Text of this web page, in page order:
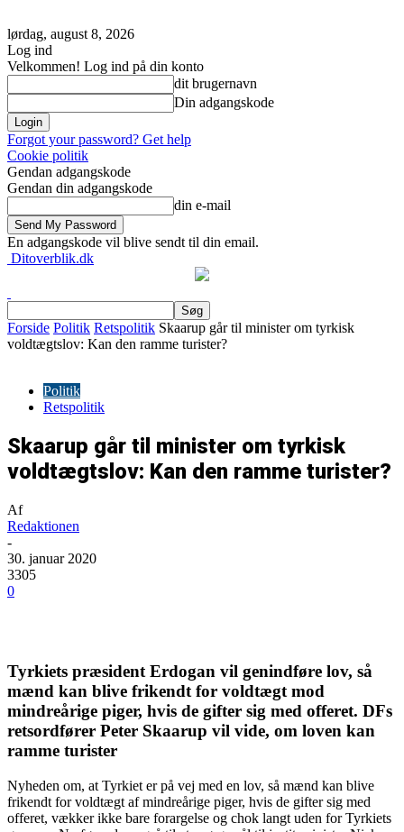
lørdag, august 8, 2026
Log ind
Velkommen! Log ind på din konto
dit brugernavn
Din adgangskode
Forgot your password? Get help
Cookie politik
Gendan adgangskode
Gendan din adgangskode
din e-mail
En adgangskode vil blive sendt til din email.
Ditoverblik.dk
Forside Politik Retspolitik Skaarup går til minister om tyrkisk
voldtægtslov: Kan den ramme turister?
Politik
Retspolitik
Skaarup går til minister om tyrkisk
voldtægtslov: Kan den ramme turister?
Af
Redaktionen
-
30. januar 2020
3305
0
Tyrkiets præsident Erdogan vil genindføre lov, så
mænd kan blive frikendt for voldtægt mod
mindreårige piger, hvis de gifter sig med offeret. DFs
retsordfører Peter Skaarup vil vide, om loven kan
ramme turister
Nyheden om, at Tyrkiet er på vej med en lov, så mænd kan blive
frikendt for voldtægt af mindreårige piger, hvis de gifter sig med
offeret, vækker ikke bare forargelse og chok langt uden for Tyrkiets